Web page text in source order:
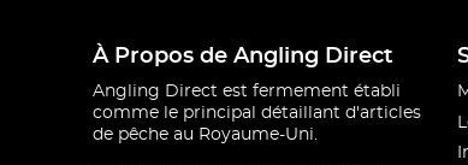
À Propos de Angling Direct
Angling Direct est fermement établi
comme le principal détaillant d'articles
de pêche au Royaume-Uni.